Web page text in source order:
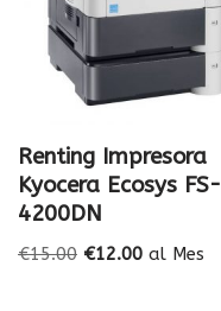
Renting Impresora
Kyocera Ecosys FS-
4200DN
€15.00 €12.00 al Mes